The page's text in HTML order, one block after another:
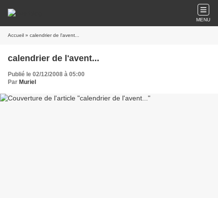
MENU
Accueil » calendrier de l'avent...
calendrier de l'avent...
Publié le 02/12/2008 à 05:00
Par Muriel